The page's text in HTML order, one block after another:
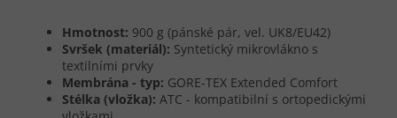
Hmotnost: 900 g (pánské pár, vel. UK8/EU42)
Svršek (materiál): Syntetický mikrovlákno s
textilními prvky
Membrána - typ: GORE-TEX Extended Comfort
Stélka (vložka): ATC - kompatibilní s ortopedickými